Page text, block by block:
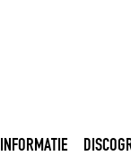
INFORMATIE